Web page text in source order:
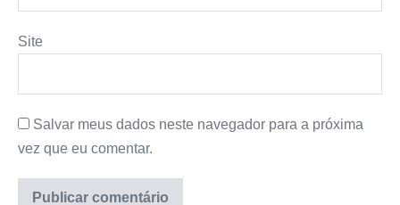
Site
Salvar meus dados neste navegador para a próxima
vez que eu comentar.